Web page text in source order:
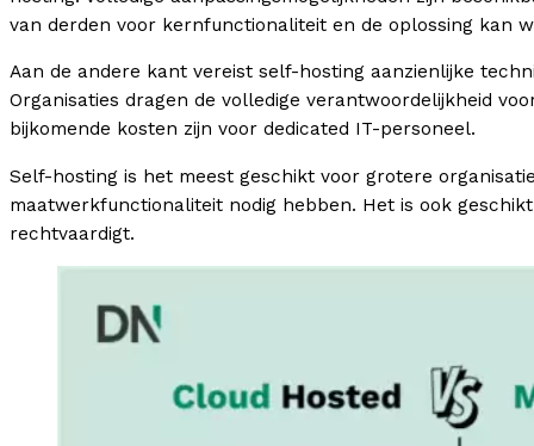
van derden voor kernfunctionaliteit en de oplossing kan
Aan de andere kant vereist self-hosting aanzienlijke
Organisaties dragen de volledige verantwoordelijkheid
bijkomende kosten zijn voor dedicated IT-personeel.
Self-hosting is het meest geschikt voor grotere
maatwerkfunctionaliteit nodig hebben. Het is ook
rechtvaardigt.